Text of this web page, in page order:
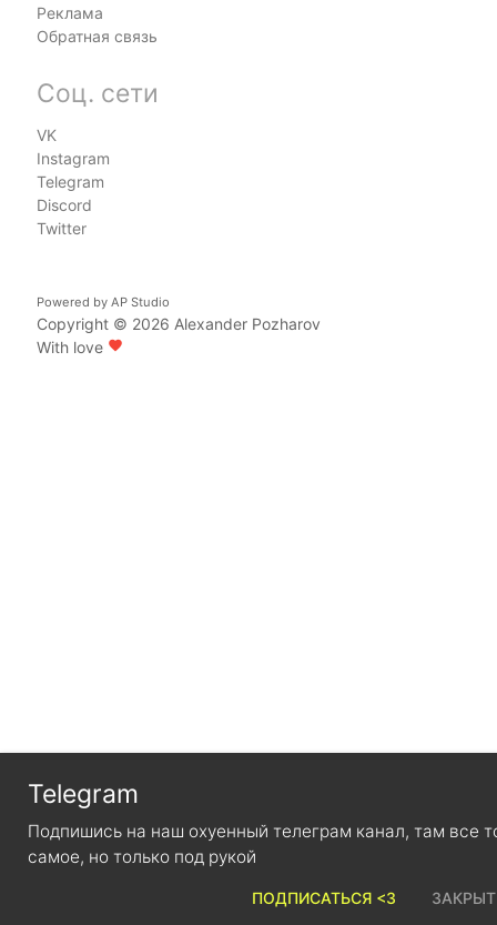
Реклама
Обратная связь
Соц. сети
VK
Instagram
Telegram
Discord
Twitter
Powered by AP Studio
Copyright © 2026 Alexander Pozharov
With love favorite
Telegram
Подпишись на наш охуенный телеграм канал, там все
самое, но только под рукой
ПОДПИСАТЬСЯ <3